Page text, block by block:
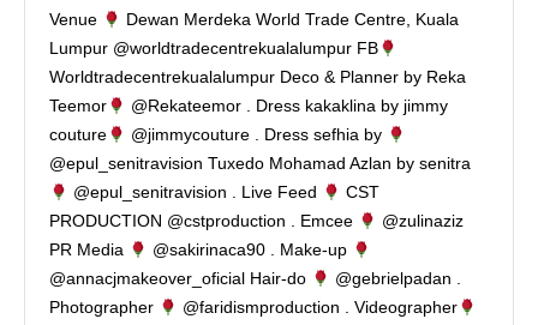
Venue
Dewan Merdeka World Trade Centre, Kuala
Lumpur @worldtradecentrekualalumpur FB
Worldtradecentrekualalumpur Deco & Planner by Reka
Teemor
@Rekateemor . Dress kakaklina by jimmy
couture
@jimmycouture . Dress sefhia by
@epul_senitravision Tuxedo Mohamad Azlan by senitra
@epul_senitravision . Live Feed
CST
PRODUCTION @cstproduction . Emcee
@zulinaziz
PR Media
@sakirinaca90 . Make-up
@annacjmakeover_oficial Hair-do
@gebrielpadan .
Photographer
@faridismproduction . Videographer